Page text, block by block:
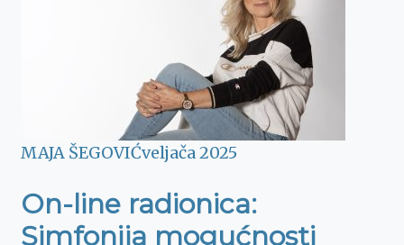
MAJA ŠEGOVIĆveljača 2025
On-line radionica:
Simfonija mogućnosti